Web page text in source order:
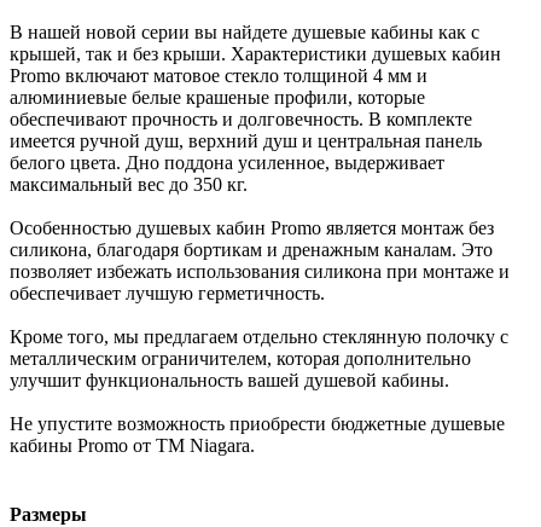
В нашей новой серии вы найдете душевые кабины как с
крышей, так и без крыши. Характеристики душевых кабин
Promo включают матовое стекло толщиной 4 мм и
алюминиевые белые крашеные профили, которые
обеспечивают прочность и долговечность. В комплекте
имеется ручной душ, верхний душ и центральная панель
белого цвета. Дно поддона усиленное, выдерживает
максимальный вес до 350 кг.
Особенностью душевых кабин Promo является монтаж без
силикона, благодаря бортикам и дренажным каналам. Это
позволяет избежать использования силикона при монтаже и
обеспечивает лучшую герметичность.
Кроме того, мы предлагаем отдельно стеклянную полочку с
металлическим ограничителем, которая дополнительно
улучшит функциональность вашей душевой кабины.
Не упустите возможность приобрести бюджетные душевые
кабины Promo от ТМ Niagara.
Размеры